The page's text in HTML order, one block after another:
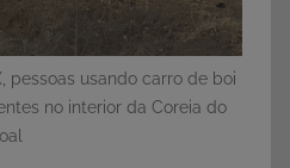
pessoas usando carro de boi
no interior da Coreia do